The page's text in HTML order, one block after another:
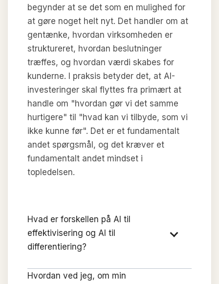
begynder at se det som en mulighed for
at gøre noget helt nyt. Det handler om at
gentænke, hvordan virksomheden er
struktureret, hvordan beslutninger
træffes, og hvordan værdi skabes for
kunderne. I praksis betyder det, at AI-
investeringer skal flyttes fra primært at
handle om "hvordan gør vi det samme
hurtigere" til "hvad kan vi tilbyde, som vi
ikke kunne før". Det er et fundamentalt
andet spørgsmål, og det kræver et
fundamentalt andet mindset i
topledelsen.
Hvad er forskellen på AI til
effektivisering og AI til
differentiering?
Hvordan ved jeg, om min